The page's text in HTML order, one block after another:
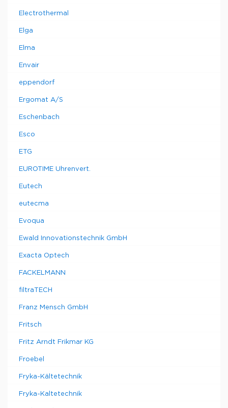
Electrothermal
Elga
Elma
Envair
eppendorf
Ergomat A/S
Eschenbach
Esco
ETG
EUROTIME Uhrenvert.
Eutech
eutecma
Evoqua
Ewald Innovationstechnik GmbH
Exacta Optech
FACKELMANN
filtraTECH
Franz Mensch GmbH
Fritsch
Fritz Arndt Frikmar KG
Froebel
Fryka-Kältetechnik
Fryka-Kaltetechnik